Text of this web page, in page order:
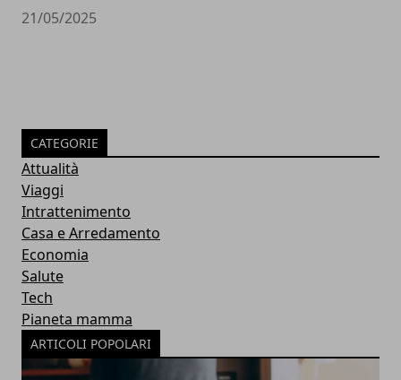
21/05/2025
CATEGORIE
Attualità
Viaggi
Intrattenimento
Casa e Arredamento
Economia
Salute
Tech
Pianeta mamma
ARTICOLI POPOLARI